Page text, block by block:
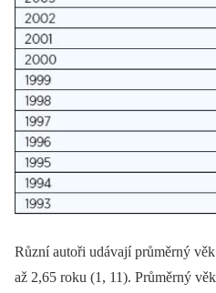
Různí autoři udávají průměrný
až 2,65 roku (1, 11). Průměrný